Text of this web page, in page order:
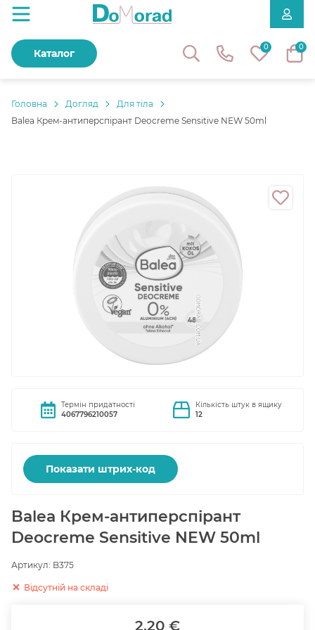
0 0
Каталог
Головнa Догляд
Для тіла
Balea Крем-антиперспірант Deocreme Sensitive NEW 50ml
Термін придатності
4067796210057
Кількість штук в ящику
12
Показати штрих-код
Balea Крем-антиперспірант
Deocreme Sensitive NEW 50ml
Артикул: B375
Відсутній на складі
2.20 €